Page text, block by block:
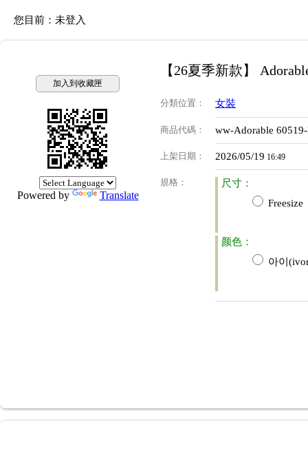
您目前： 未登入
加入到收藏匣
Powered by Translate
【26夏季新款】
分類位置 ： 女裝
商品代碼 ： ww-Adorable
上架日期 ： 2026/05/19 16:49
規格 ：
尺寸：
Freesize
颜色：
아이